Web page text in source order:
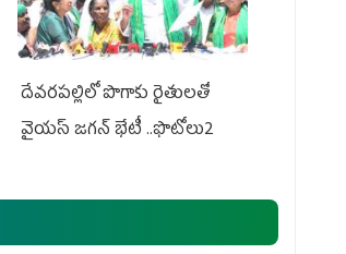
దేవరపల్లిలో పొగాకు రైతులతో
వైయస్ జగన్ భేటీ ..ఫొటోలు2